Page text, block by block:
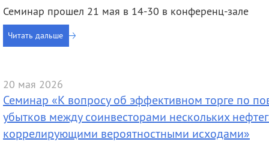
Семинар прошел 21 мая в 14-30 в конференц-зале
Читать дальше
20 мая 2026
Семинар «К вопросу об эффективном торге по
убытков между соинвесторами нескольких
коррелирующими вероятностными исходами»